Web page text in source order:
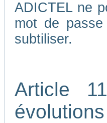
ADICTEL ne
mot de
subtiliser.
Article
évolutions